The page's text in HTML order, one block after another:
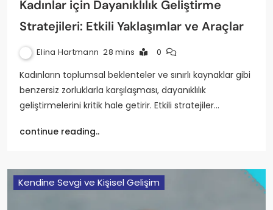
Kadınlar için Dayanıklılık Geliştirme
Stratejileri: Etkili Yaklaşımlar ve Araçlar
Elina Hartmann 28 mins 0
Kadınların toplumsal beklenteler ve sınırlı kaynaklar gibi
benzersiz zorluklarla karşılaşması, dayanıklılık
geliştirmelerini kritik hale getirir. Etkili stratejiler…
continue reading..
Kendine Sevgi ve Kişisel Gelişim